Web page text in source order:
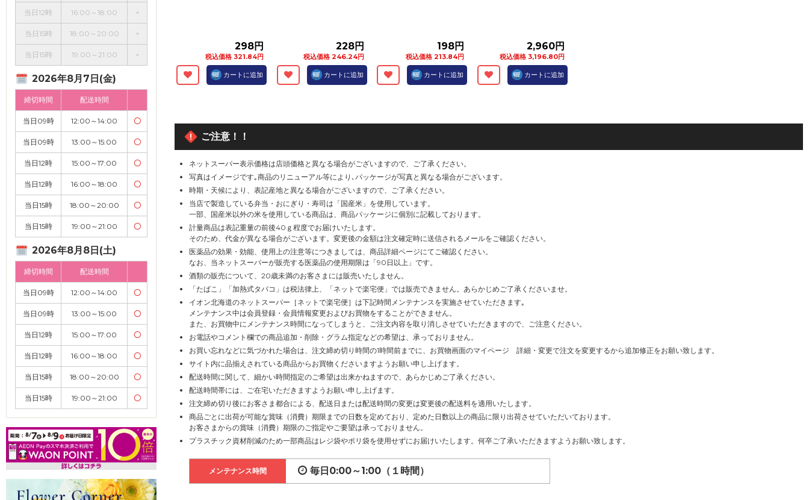
当日12時 16:00～18:00 ×
当日15時 18:00～20:00 ×
当日15時 19:00～21:00 ×
2026年8月7日(金)
締切時間 配送時間
当日09時 12:00～14:00 〇
当日09時 13:00～15:00 〇
当日12時 15:00～17:00 〇
当日12時 16:00～18:00 〇
当日15時 18:00～20:00 〇
当日15時 19:00～21:00 〇
2026年8月8日(土)
締切時間 配送時間
当日09時 12:00～14:00 〇
当日09時 13:00～15:00 〇
当日12時 15:00～17:00 〇
当日12時 16:00～18:00 〇
当日15時 18:00～20:00 〇
当日15時 19:00～21:00 〇
298円
税込価格 321.84円
カートに追加
228円
税込価格 246.24円
カートに追加
198円
税込価格 213.84円
カートに追加
2,960円
税込価格 3,196.80円
カートに追加
ご注意！！
ネットスーパー表示価格は店頭価格と異なる場合がございますので、ご了承ください。
写真はイメージです｡商品のリニューアル等により､パッケージが写真と異なる場合がございます。
時期・天候により、表記産地と異なる場合がございますので、ご了承ください。
当店で製造している弁当・おにぎり・寿司は「国産米」を使用しています。
一部、国産米以外の米を使用している商品は、商品パッケージに個別に記載しております。
計量商品は表記重量の前後40ｇ程度でお届けいたします。
そのため、代金が異なる場合がございます。変更後の金額は注文確定時に送信されるメールをご確認ください。
医薬品の効果・効能、使用上の注意等につきましては、商品詳細ページにてご確認ください。
なお、当ネットスーパーが販売する医薬品の使用期限は「90日以上」です。
酒類の販売について、20歳未満のお客さまには販売いたしません。
「たばこ」「加熱式タバコ」は税法律上、「ネットで楽宅便」では販売できません。あらかじめご了承くださいませ。
イオン北海道のネットスーパー［ネットで楽宅便］は下記時間メンテナンスを実施させていただきます｡
メンテナンス中は会員登録・会員情報変更およびお買物をすることができません。
また、お買物中にメンテナンス時間になってしまうと、ご注文内容を取り消しさせていただきますので、ご注意ください。
お電話やコメント欄での商品追加・削除・グラム指定などの希望は、承っておりません。
お買い忘れなどに気づかれた場合は、注文締め切り時間の1時間前までに、お買物画面のマイページ 詳細・変更で注文を変更するから追加修正をお願い致します。
サイト内に品揃えされている商品からお買物くださいますようお願い申し上げます。
配送時間に関して、細かい時間指定のご希望は出来かねますので、あらかじめご了承ください。
配送時間帯には、ご在宅いただきますようお願い申し上げます。
注文締め切り後にお客さま都合による、配送日または配送時間の変更は変更後の配送料を適用いたします。
商品ごとに出荷が可能な賞味（消費）期限までの日数を定めており、定めた日数以上の商品に限り出荷させていただいております。
お客さまからの賞味（消費）期限のご指定やご要望は承っておりません。
プラスチック資材削減のため一部商品はレジ袋やポリ袋を使用せずにお届けいたします。何卒ご了承いただきますようお願い致します。
メンテナンス時間 毎日0:00～1:00（１時間）